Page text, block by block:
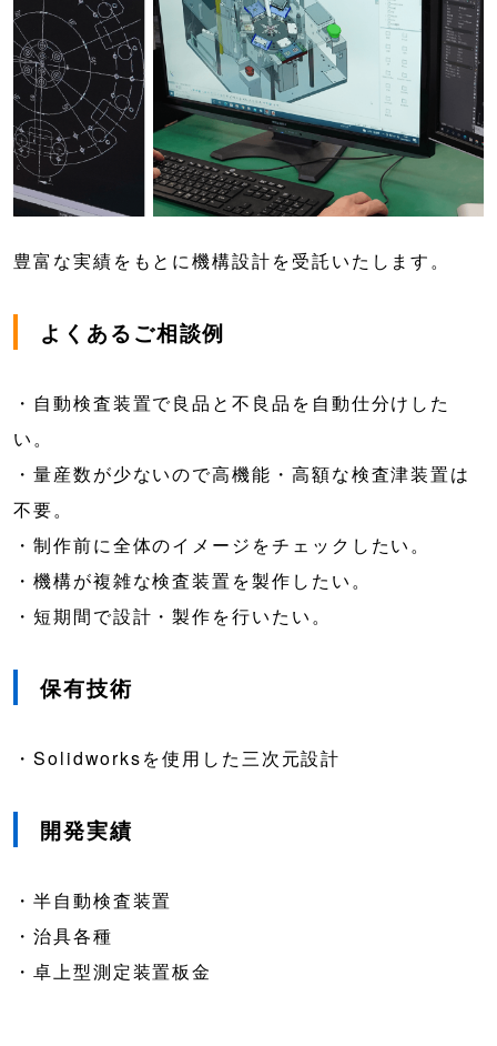
豊富な実績をもとに機構設計を受託いたします。
よくあるご相談例
・自動検査装置で良品と不良品を自動仕分けした
い。
・量産数が少ないので高機能・高額な検査津装置は
不要。
・制作前に全体のイメージをチェックしたい。
・機構が複雑な検査装置を製作したい。
・短期間で設計・製作を行いたい。
保有技術
・Solidworksを使用した三次元設計
開発実績
・半自動検査装置
・治具各種
・卓上型測定装置板金